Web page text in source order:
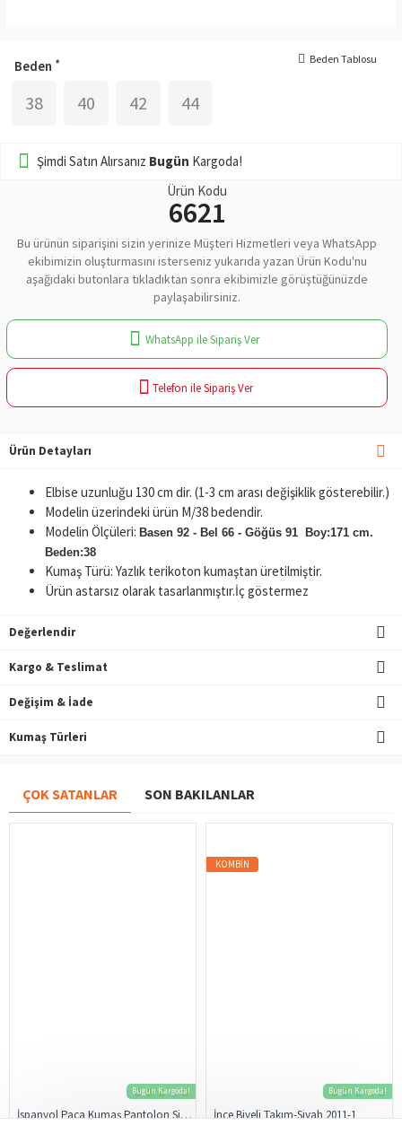
Beden
38 40 42 44
Beden Tablosu
Şimdi Satın Alırsanız Bugün Kargoda!
Ürün Kodu
6621
Bu ürünün siparişini sizin yerinize Müşteri Hizmetleri veya WhatsApp
ekibimizin oluşturmasını isterseniz yukarıda yazan Ürün Kodu'nu
aşağıdaki butonlara tıkladıktan sonra ekibimizle görüştüğünüzde
paylaşabilirsiniz.
WhatsApp ile Sipariş Ver
Telefon ile Sipariş Ver
Ürün Detayları
Elbise uzunluğu 130 cm dir. (1-3 cm arası değişiklik gösterebilir.)
Modelin üzerindeki ürün M/38 bedendir.
Modelin Ölçüleri: Basen 92 - Bel 66 - Göğüs 91 Boy:171 cm.
Beden:38
Kumaş Türü: Yazlık terikoton kumaştan üretilmiştir.
Ürün astarsız olarak tasarlanmıştır.İç göstermez
Değerlendir
Kargo & Teslimat
Değişim & İade
Kumaş Türleri
ÇOK SATANLAR SON BAKILANLAR
Bugün Kargoda!
İspanyol Paça Kumaş Pantolon Siyah 206
Bugün Kargoda!
KOMBIN
İnce Biyeli Takım-Siyah 2011-1